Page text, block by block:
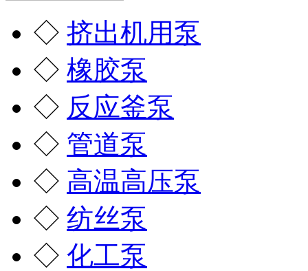
◇ 挤出机用泵
◇ 橡胶泵
◇ 反应釜泵
◇ 管道泵
◇ 高温高压泵
◇ 纺丝泵
◇ 化工泵